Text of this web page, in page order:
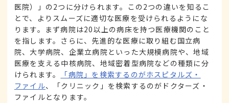
医院）」の2つに分けられます。この2つの違いを知るこ
とで、よりスムーズに適切な医療を受けられるようにな
ります。まず病院は20以上の病床を持つ医療機関のこと
を指します。さらに、先進的な医療に取り組む国立病
院、大学病院、企業立病院といった大規模病院や、地域
医療を支える中核病院、地域密着型病院などの種類に分
けられます。
「病院」を検索するのがホスピタルズ・
ファイル、「クリニック」を検索するのがドクターズ・
ファイルとなります。